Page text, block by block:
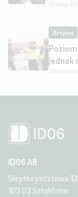
13 maja
Artykuł
jednak
28
ID06 AB
Skrytka pocztowa
103 03 Sztokholm